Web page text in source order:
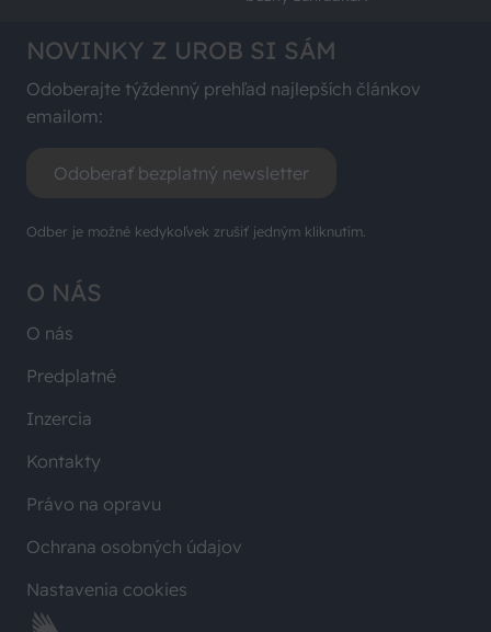
O NÁS
O nás
Predplatné
Inzercia
Kontakty
Právo na opravu
Ochrana osobných údajov
Nastavenia cookies
NOVINKY Z UROB SI SÁM
Odoberajte týždenný prehľad najlepších článkov
emailom:
Odoberať bezplatný newsletter
Odber je možné kedykoľvek zrušiť jedným kliknutím.